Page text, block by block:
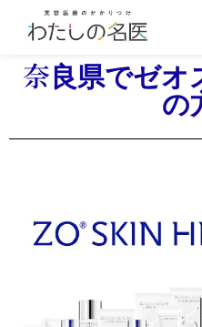
奈良県でゼオ
の